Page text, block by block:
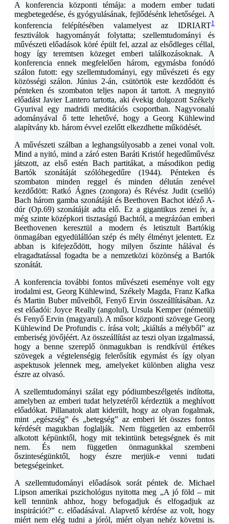
A konferencia központi témája: a modern ember tudati
megbetegedése, és gyógyulásának, fejlődésénk lehetőségei. A
konferencia felépítésében valamelyest az IDRIART1
fesztiválok hagyományát folytatta; szellemtudományi és
művészeti előadások köré épült fel, azzal az elsődleges céllal,
hogy így teremtsen közeget emberi találkozásoknak. A
konferencia ennek megfelelően három, egymásba fonódó
szálon futott: egy szellemtudományi, egy művészeti és egy
közösségi szálon. Június 2-án, csütörtök este kezdődött és
pénteken és szombaton teljes napon át tartott. A megnyitó
előadást Javier Lantero tartotta, aki évekig dolgozott Székely
Gyurival egy madridi meditációs csoportban. Nagyvonalú
adományával ő tette lehetővé, hogy a Georg Kühlewind
alapítvány kb. három évvel ezelőtt elkezdhette működését.
A művészeti szálban a leghangsúlyosabb a zenei vonal volt.
Mind a nyitó, mind a záró esten Baráti Kristóf hegedűművész
játszott, az első estén Bach partitákat, a másodikon pedig
Bartók szonátáját szólóhegedűre (1944). Pénteken és
szombaton minden reggel és minden délután zenével
kezdődött: Ratkó Ágnes (zongora) és Révész Judit (cselló)
Bach három gamba szonátáját és Beethoven Bachot idéző A-
dúr (Op.69) szonátáját adta elő. Ez a gigantikus zenei ív, a
még szinte középkori tisztaságú Bachtól, a megrázóan emberi
Beethovenen keresztül a modern és letisztult Bartókig
önmagában egyedülállóan szép és mély élményt jelentett. Ez
abban is kifejeződött, hogy milyen őszinte hálával és
elragadtatással fogadta be a nemzetközi közönség a Bartók
szonátát.
A konferencia további fontos művészeti eseménye volt egy
irodalmi est, Georg Kühlewind, Székely Magda, Franz Kafka
és Martin Buber műveiből, Fenyő Ervin összeállításában. Az
est előadói: Joyce Really (angolul), Ursula Kemper (németül)
és Fenyő Ervin (magyarul). A műsor központi szövege Georg
Kühlewind De Profundis c. írása volt; „kiáltás a mélyből” az
emberiség jövőjéért. Az összeállítást az teszi olyan izgalmassá,
hogy a benne szereplő önmagukban is rendkívül értékes
szövegek a végtelenségig felerősítik egymást és így olyan
aspektusok jelennek meg, amelyeket különben aligha vesz
észre az olvasó.
A szellemtudományi szálat egy pódiumbeszélgetés indította,
amelyben az emberi tudat helyzetéről kérdeztük a meghívott
előadókat. Pillanatok alatt kiderült, hogy az olyan fogalmak,
mint „egészség” és „betegség” az emberi lét összes fontos
kérdését magukban foglalják. Nem független az emberről
alkotott képünktől, hogy mit tekintünk betegségnek és mit
nem. És nem független önmagunkkal szembeni
őszinteségünktől, hogy észre merjük-e venni tudati
betegségeinket.
A szellemtudományi előadások sorát péntek de. Michael
Lipson amerikai pszichológus nyitotta meg „A jó föld – mit
kell tennünk ahhoz, hogy befogadjuk és elfogadjuk az
inspirációt?” c. előadásával. Alapvető kérdése az volt, hogy
miért nem elég tudni a jóról, miért olyan nehéz követni is.